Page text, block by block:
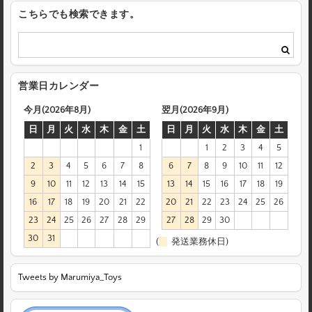
こちらでも検索できます。
営業日カレンダー
今月(2026年8月)
日
月 火 水 木 金
土
1
2
3 4 5 6 7
8
9
10 11 12 13 14
15
16
17 18 19 20 21
22
23
24 25 26 27 28
29
30
31
翌月(2026年9月)
日
月 火 水 木 金
土
1
2 3 4
5
6
7 8 9 10 11
12
13
14 15 16 17 18
19
20
21 22 23 24 25
26
27
28 29 30
( 発送業務休日)
Tweets by Marumiya_Toys